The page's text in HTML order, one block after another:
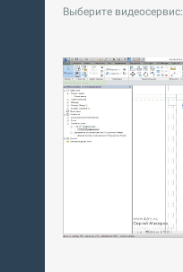
Выберите видеосервис: